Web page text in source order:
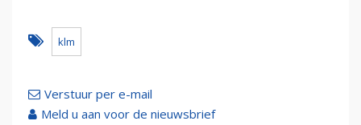
klm
Verstuur per e-mail
Meld u aan voor de nieuwsbrief